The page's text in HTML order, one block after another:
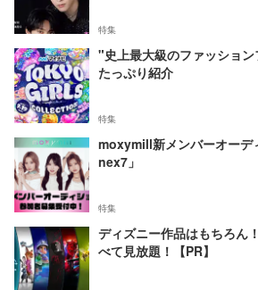
特集
"史上最大級のファッショ
たっぷり紹介
特集
moxymill新メンバーオー
nex7」
特集
ディズニー作品はもちろん
べて見放題！【PR】